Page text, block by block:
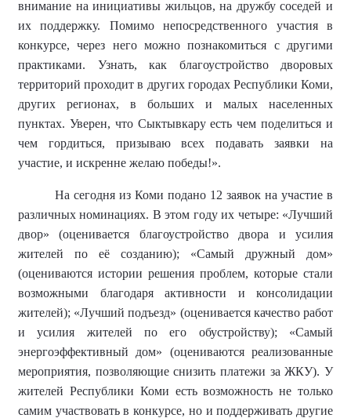
внимание на инициативы жильцов, на дружбу соседей и
их поддержку. Помимо непосредственного участия в
конкурсе, через него можно познакомиться с другими
практиками. Узнать, как благоустройство дворовых
территорий проходит в других городах Республики Коми,
других регионах, в больших и малых населенных
пунктах. Уверен, что Сыктывкару есть чем поделиться и
чем гордиться, призываю всех подавать заявки на
участие, и искренне желаю победы!».
На сегодня из Коми подано 12 заявок на участие в
различных номинациях. В этом году их четыре: «Лучший
двор» (оценивается благоустройство двора и усилия
жителей по её созданию); «Самый дружный дом»
(оцениваются истории решения проблем, которые стали
возможными благодаря активности и консолидации
жителей); «Лучший подъезд» (оценивается качество работ
и усилия жителей по его обустройству); «Самый
энергоэффективный дом» (оцениваются реализованные
мероприятия, позволяющие снизить платежи за ЖКУ). У
жителей Республики Коми есть возможность не только
самим участвовать в конкурсе, но и поддерживать другие